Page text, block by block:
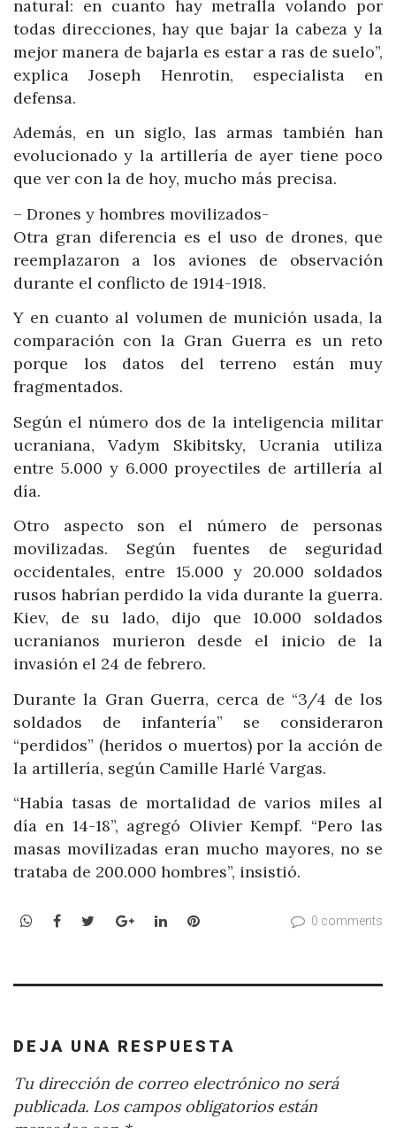
natural: en cuanto hay metralla volando por
todas direcciones, hay que bajar la cabeza y la
mejor manera de bajarla es estar a ras de suelo”,
explica Joseph Henrotin, especialista en
defensa.
Además, en un siglo, las armas también han
evolucionado y la artillería de ayer tiene poco
que ver con la de hoy, mucho más precisa.
– Drones y hombres movilizados-
Otra gran diferencia es el uso de drones, que
reemplazaron a los aviones de observación
durante el conflicto de 1914-1918.
Y en cuanto al volumen de munición usada, la
comparación con la Gran Guerra es un reto
porque los datos del terreno están muy
fragmentados.
Según el número dos de la inteligencia militar
ucraniana, Vadym Skibitsky, Ucrania utiliza
entre 5.000 y 6.000 proyectiles de artillería al
día.
Otro aspecto son el número de personas
movilizadas. Según fuentes de seguridad
occidentales, entre 15.000 y 20.000 soldados
rusos habrían perdido la vida durante la guerra.
Kiev, de su lado, dijo que 10.000 soldados
ucranianos murieron desde el inicio de la
invasión el 24 de febrero.
Durante la Gran Guerra, cerca de “3/4 de los
soldados de infantería” se consideraron
“perdidos” (heridos o muertos) por la acción de
la artillería, según Camille Harlé Vargas.
“Había tasas de mortalidad de varios miles al
día en 14-18”, agregó Olivier Kempf. “Pero las
masas movilizadas eran mucho mayores, no se
trataba de 200.000 hombres”, insistió.
WhatsApp
Facebook
TwitterGoogle+LinkedInPinterest 0 comments
DEJA UNA RESPUESTA
Tu dirección de correo electrónico no será
publicada. Los campos obligatorios están